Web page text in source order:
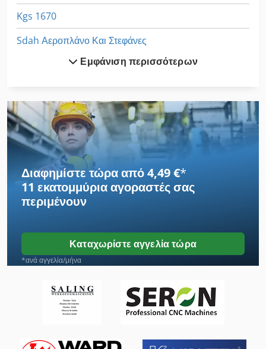
Kgs 1670
Sdah Αεροπλάνο Και Στεφάνες
Άνω Εμβόλου Τύπου
Αρχίζει Με Στοίβα
Αυτοκόλλητες Ετικέτες
Κάμψης Των Φλαντζών
Κατασκευών Και Κατεδαφίσεων
Κατηγορίες
Κεφαλή Κυλίνδρου 1 Χ 65
Με Μοχλό
Με Σιλικόνη
Εμφάνιση περισσότερων
Διαφημίστε τώρα από 4,49 €*
11 εκατομμύρια αγοραστέςσας
περιμένουν
Καταχωρίστε αγγελία τώρα
*ανά αγγελία/μήνα